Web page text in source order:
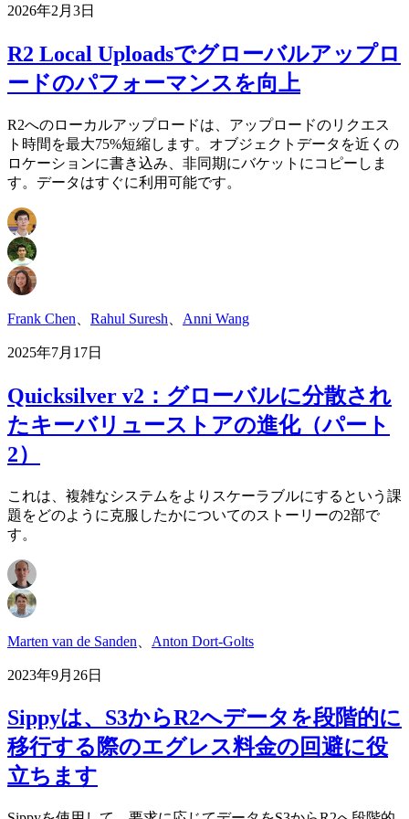
2026年2月3日
R2 Local Uploadsでグローバルアップロ
ードのパフォーマンスを向上
R2へのローカルアップロードは、アップロードのリクエス
ト時間を最大75%短縮します。オブジェクトデータを近くの
ロケーションに書き込み、非同期にバケットにコピーしま
す。データはすぐに利用可能です。
Frank Chen Rahul Suresh Anni Wang
2025年7月17日
Quicksilver v2：グローバルに分散され
たキーバリューストアの進化（パート
2）
これは、複雑なシステムをよりスケーラブルにするという課
題をどのように克服したかについてのストーリーの2部で
す。
Marten van de Sanden Anton Dort-Golts
2023年9月26日
Sippyは、S3からR2へデータを段階的に
移行する際のエグレス料金の回避に役
立ちます